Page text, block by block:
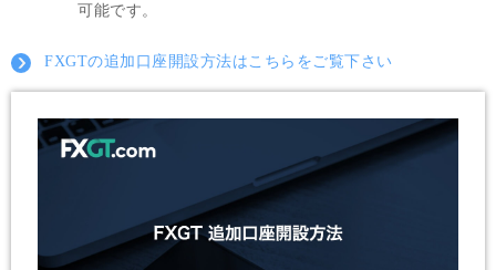
可能です。
FXGTの追加口座開設方法はこちらをご覧下さい